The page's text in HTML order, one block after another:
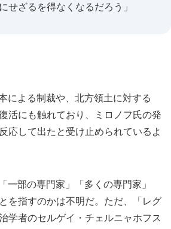
せざるを得なくなるだろう」
による制裁や、北方領土に対する
活にも触れており、ミロノフ氏の発
応して出たと受け止められているよ
部の専門家」「多くの専門家」
を指すのかは不明だ。ただ、「レグ
学者のセルゲイ・チェルニャホフス